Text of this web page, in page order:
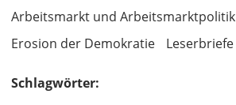
Arbeitsmarkt und Arbeitsmarktpolitik
Erosion der Demokratie
Leserbriefe
Schlagwörter: